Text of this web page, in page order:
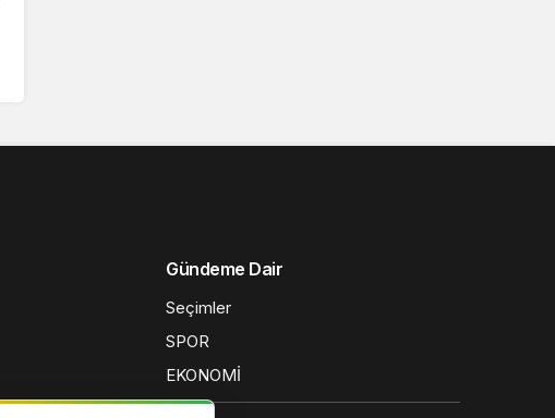
Gündeme Dair
Seçimler
SPOR
EKONOMİ